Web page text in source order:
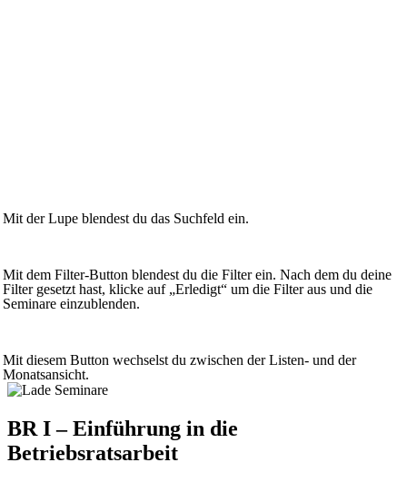
Mit der Lupe blendest du das Suchfeld ein.
Mit dem Filter-Button blendest du die Filter ein. Nach dem du deine
Filter gesetzt hast, klicke auf „Erledigt“ um die Filter aus und die
Seminare einzublenden.
Mit diesem Button wechselst du zwischen der Listen- und der
Monatsansicht.
BR I – Einführung in die
Betriebsratsarbeit